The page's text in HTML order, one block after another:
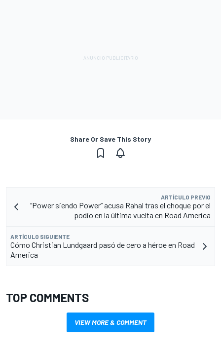
Share Or Save This Story
ARTÍCULO PREVIO
“Power siendo Power” acusa Rahal tras el choque por el
podio en la última vuelta en Road America
ARTÍCULO SIGUIENTE
Cómo Christian Lundgaard pasó de cero a héroe en Road
America
TOP COMMENTS
VIEW MORE & COMMENT